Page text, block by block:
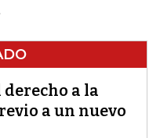
derecho a la
a un nuevo